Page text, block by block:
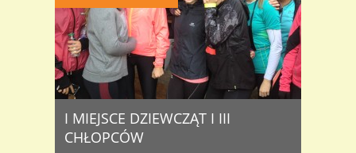
I MIEJSCE DZIEWCZĄT I III
CHŁOPCÓW